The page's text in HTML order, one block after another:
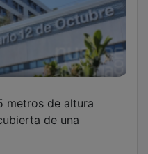
Guadalajara los
dentro de su